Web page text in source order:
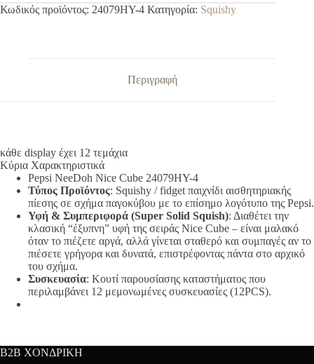
Κωδικός προϊόντος: 24079HY-4 Κατηγορία: Squishy
Περιγραφή
κάθε display έχει 12 τεμάχια
Κύρια Χαρακτηριστικά
Pepsi NeeDoh Nice Cube 24079HY-4
Τύπος Προϊόντος: Squishy / fidget παιχνίδι αισθητηριακής
πίεσης σε σχήμα παγοκύβου με το επίσημο λογότυπο της Pepsi.
Υφή & Συμπεριφορά (Super Solid Squish): Διαθέτει την
κλασική “έξυπνη” υφή της σειράς Nice Cube – είναι μαλακό
όταν το πιέζετε αργά, αλλά γίνεται σταθερό και συμπαγές αν το
πιέσετε γρήγορα και δυνατά, επιστρέφοντας πάντα στο αρχικό
του σχήμα.
Συσκευασία: Κουτί παρουσίασης καταστήματος που
περιλαμβάνει 12 μεμονωμένες συσκευασίες (12PCS).
B2B ΧΟΝΔΡΙΚΗ